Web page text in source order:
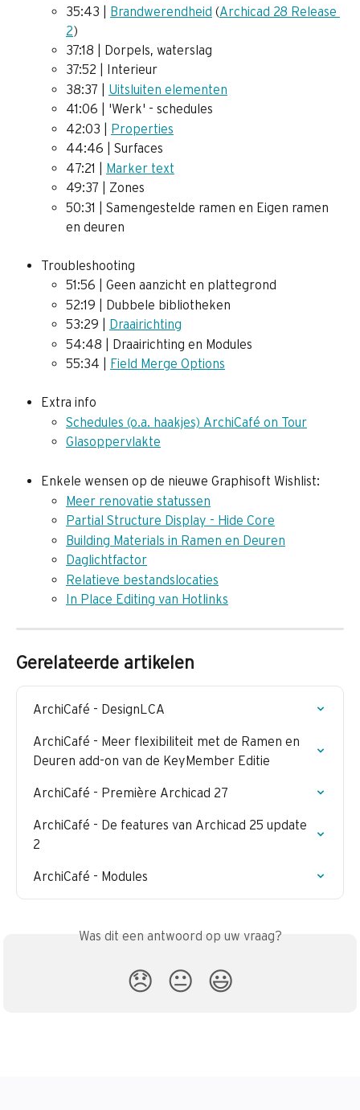
35:43 | Brandwerendheid (Archicad 28 Release
2)
37:18 | Dorpels, waterslag
37:52 | Interieur
38:37 | Uitsluiten elementen
41:06 | 'Werk' - schedules
42:03 | Properties
44:46 | Surfaces
47:21 | Marker text
49:37 | Zones
50:31 | Samengestelde ramen en Eigen ramen
en deuren
Troubleshooting
51:56 | Geen aanzicht en plattegrond
52:19 | Dubbele bibliotheken
53:29 |
Draairichting
54:48 | Draairichting en Modules
55:34 |
Field Merge Options
Extra info
Schedules (o.a. haakjes) ArchiCafé on Tour
Glasoppervlakte
Enkele wensen op de nieuwe Graphisoft Wishlist:
Meer renovatie statussen
Partial Structure Display - Hide Core
Building Materials in Ramen en Deuren
Daglichtfactor
Relatieve bestandslocaties
In Place Editing van Hotlinks
Gerelateerde artikelen
ArchiCafé - DesignLCA
ArchiCafé - Meer flexibiliteit met de Ramen en
Deuren add-on van de KeyMember Editie
ArchiCafé - Première Archicad 27
ArchiCafé - De features van Archicad 25 update
2
ArchiCafé - Modules
Was dit een antwoord op uw vraag?
😞 😐 😃